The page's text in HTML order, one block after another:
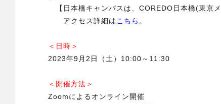
【日本橋キャンバスは、COREDO日本橋(東京
アクセス詳細は こちら 。
＜日時＞
2023年9月2日（土）10:00～11:30
＜開催方法＞
Zoomによるオンライン開催